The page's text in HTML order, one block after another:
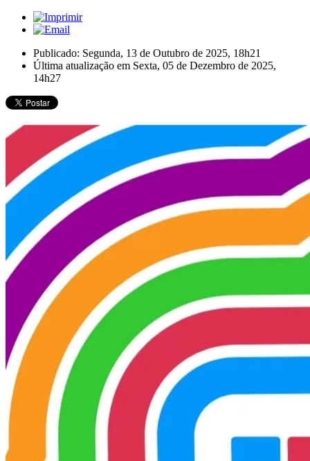
Publicado: Segunda, 13 de Outubro de 2025, 18h21
Última atualização em Sexta, 05 de Dezembro de 2025,
14h27